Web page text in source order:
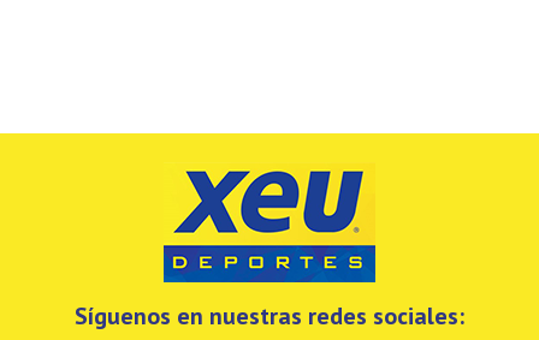
Síguenos en nuestras redes sociales: